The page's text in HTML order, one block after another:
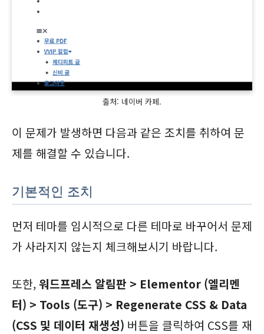
출처: 네이버 카페.
이 문제가 발생하면 다음과 같은 조치를 취하여 문
제를 해결할 수 있습니다.
기본적인 조치
먼저 테마를 임시적으로 다른 테마로 바꾸어서 문제
가 사라지지 않는지 체크해보시기 바랍니다.
또한,워드프레스 알림판 > Elementor (엘리멘
터) > Tools (도구) > Regenerate CSS & Data
(CSS 및 데이터 재생성) 버튼을 클릭하여 CSS를 재